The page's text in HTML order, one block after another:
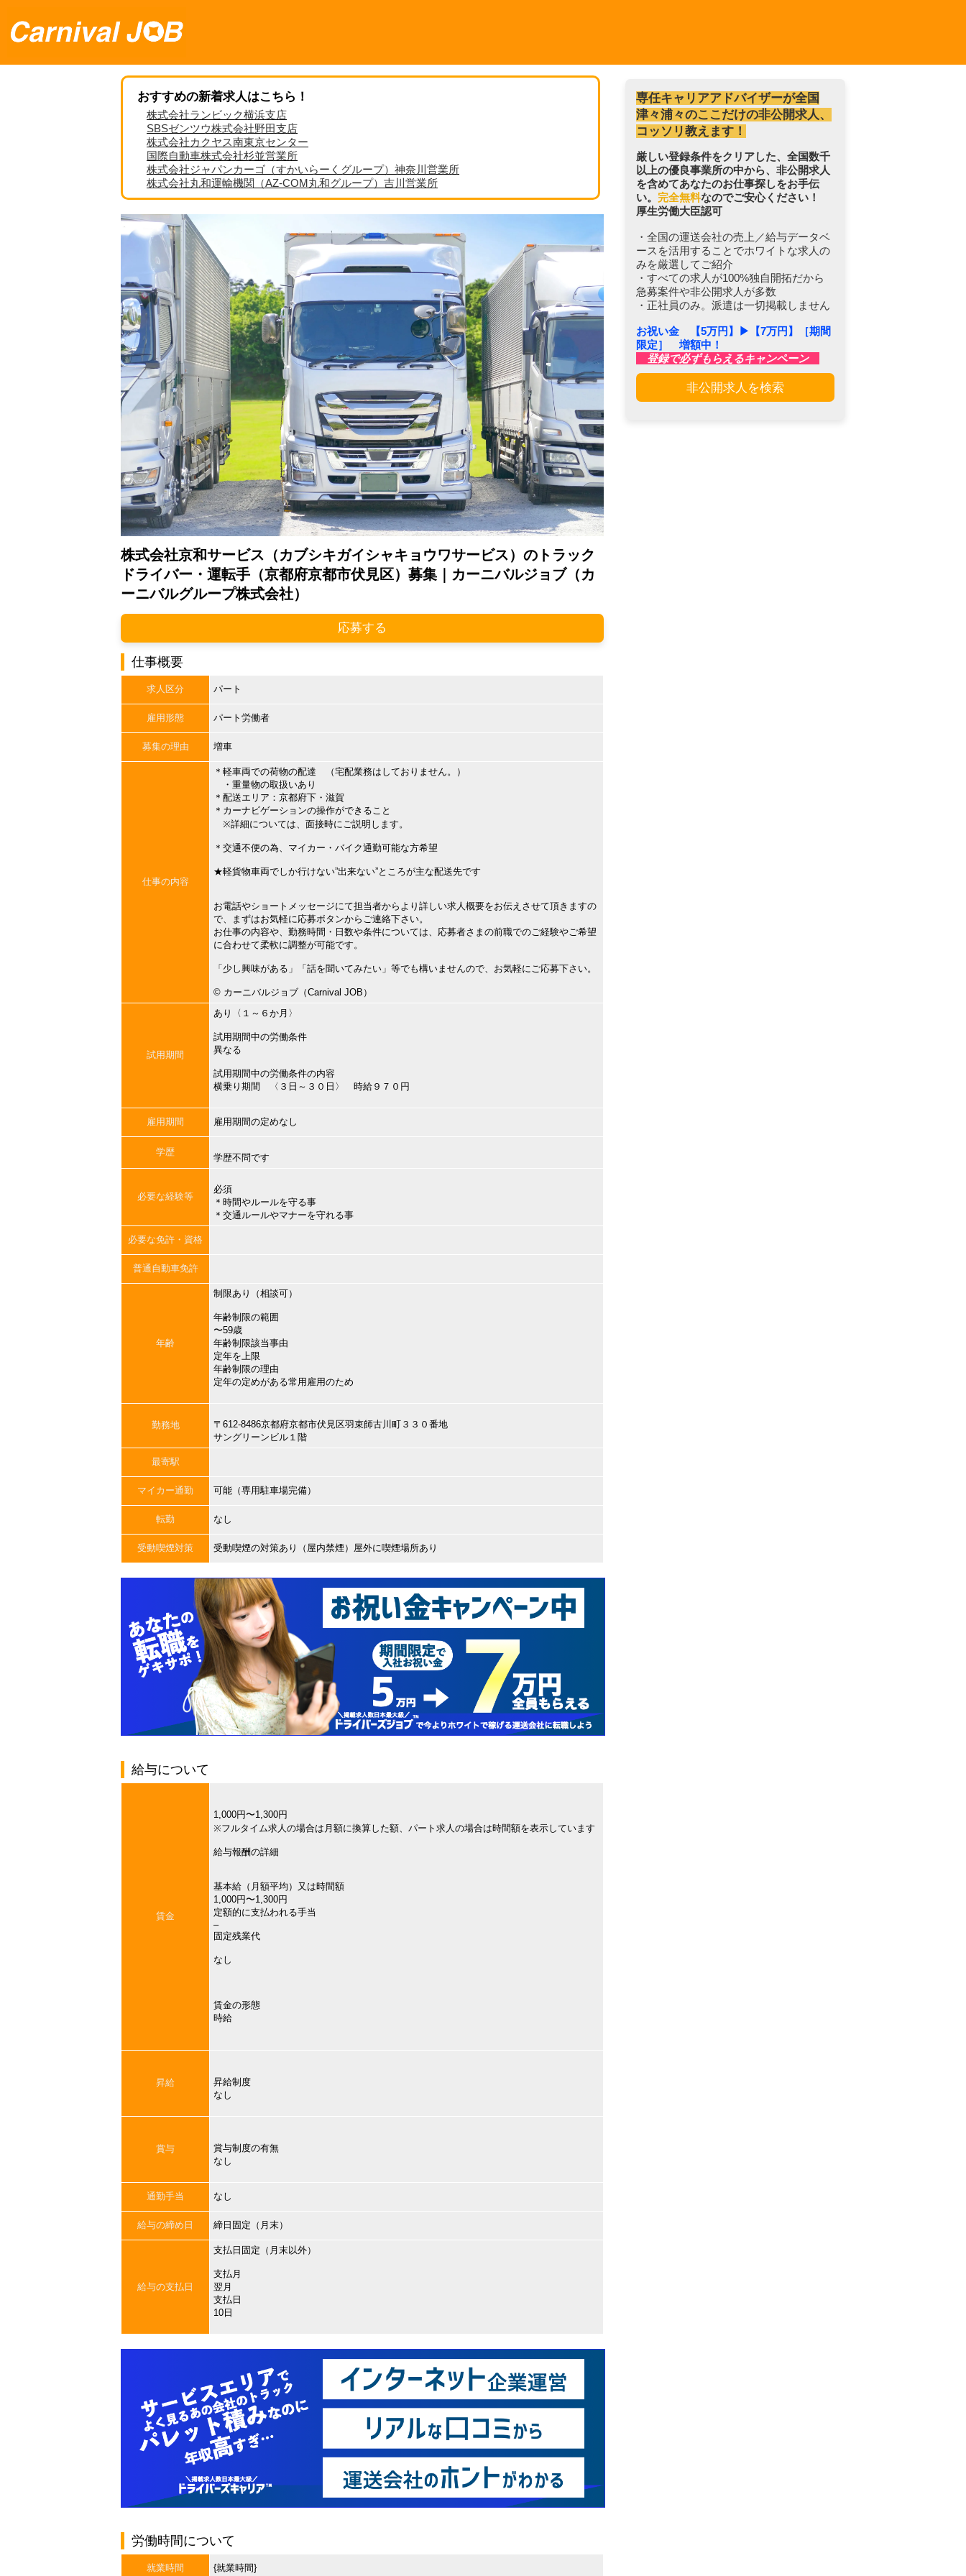
おすすめの新着求人はこちら！
株式会社ランビック横浜支店
SBSゼンツウ株式会社野田支店
株式会社カクヤス南東京センター
国際自動車株式会社杉並営業所
株式会社ジャパンカーゴ（すかいらーくグループ）神奈川営業所
株式会社丸和運輸機関（AZ-COM丸和グループ）吉川営業所
株式会社京和サービス（カブシキガイシャキョウワサービス）のトラック
ドライバー・運転手（京都府京都市伏見区）募集｜カーニバルジョブ（カ
ーニバルグループ株式会社）
応募する
仕事概要
求人区分 パート
雇用形態 パート労働者
募集の理由 増車
仕事の内容
＊軽車両での荷物の配達 （宅配業務はしておりません。）
・重量物の取扱いあり
＊配送エリア：京都府下・滋賀
＊カーナビゲーションの操作ができること
※詳細については、面接時にご説明します。
＊交通不便の為、マイカー・バイク通勤可能な方希望
★軽貨物車両でしか行けない”出来ない”ところが主な配送先です
お電話やショートメッセージにて担当者からより詳しい求人概要をお伝えさせて頂きますの
で、まずはお気軽に応募ボタンからご連絡下さい。
お仕事の内容や、勤務時間・日数や条件については、応募者さまの前職でのご経験やご希望
に合わせて柔軟に調整が可能です。
「少し興味がある」「話を聞いてみたい」等でも構いませんので、お気軽にご応募下さい。
©︎ カーニバルジョブ（Carnival JOB）
試用期間
あり〈１～６か月〉
試用期間中の労働条件
異なる
試用期間中の労働条件の内容
横乗り期間 〈３日～３０日〉 時給９７０円
雇用期間 雇用期間の定めなし
学歴
学歴不問です
必要な経験等
必須
＊時間やルールを守る事
＊交通ルールやマナーを守れる事
必要な免許・資格
普通自動車免許
年齢
制限あり（相談可）
年齢制限の範囲
〜59歳
年齢制限該当事由
定年を上限
年齢制限の理由
定年の定めがある常用雇用のため
勤務地
〒612-8486京都府京都市伏見区羽束師古川町３３０番地
サングリーンビル１階
最寄駅
マイカー通勤 可能（専用駐車場完備）
転勤 なし
受動喫煙対策 受動喫煙の対策あり（屋内禁煙）屋外に喫煙場所あり
給与について
賃金
1,000円〜1,300円
※フルタイム求人の場合は月額に換算した額、パート求人の場合は時間額を表示しています
給与報酬の詳細
基本給（月額平均）又は時間額
1,000円〜1,300円
定額的に支払われる手当
–
固定残業代
なし
賃金の形態
時給
昇給
昇給制度
なし
賞与
賞与制度の有無
なし
通勤手当 なし
給与の締め日 締日固定（月末）
給与の支払日
支払日固定（月末以外）
支払月
翌月
支払日
10日
労働時間について
就業時間 {就業時間}
専任キャリアアドバイザーが全国
津々浦々のここだけの非公開求人、
コッソリ教えます！
厳しい登録条件をクリアした、全国数千
以上の優良事業所の中から、非公開求人
を含めてあなたのお仕事探しをお手伝
い。 完全無料なのでご安心ください！
厚生労働大臣認可
・全国の運送会社の売上／給与データベ
ースを活用することでホワイトな求人の
みを厳選してご紹介
・すべての求人が100%独自開拓だから
急募案件や非公開求人が多数
・正社員のみ。派遣は一切掲載しません
お祝い金 【5万円】▶︎【7万円】［期間
限定］ 増額中！
登録で必ずもらえるキャンペーン
非公開求人を検索